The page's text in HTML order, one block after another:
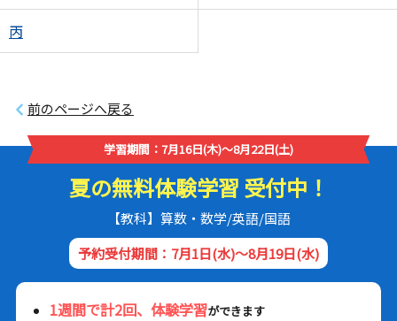
丙
前のページへ戻る
学習期間：7月16日(木)～8月22日(土)
夏の無料体験学習 受付中！
【教科】算数・数学/英語/国語
予約受付期間：7月1日(水)～8月19日(水)
1週間で計2回、体験学習ができます